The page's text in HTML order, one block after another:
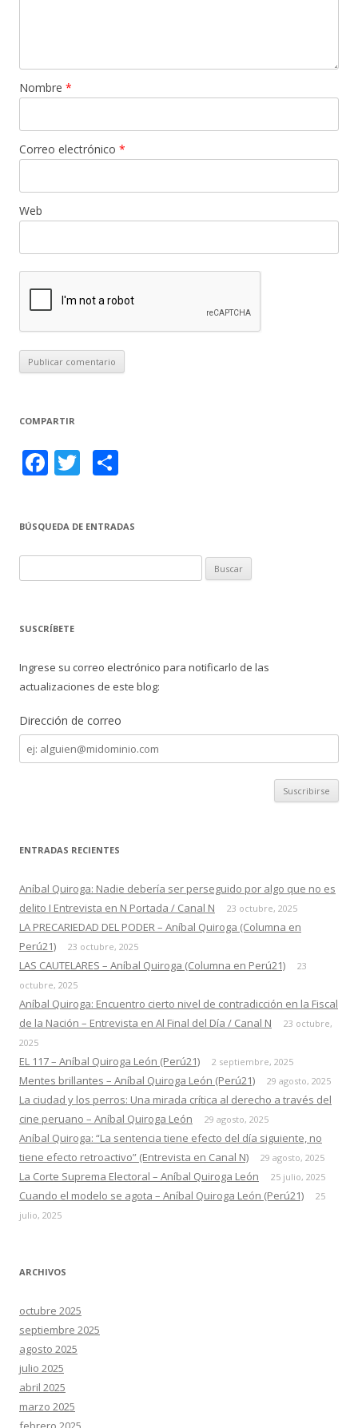
Nombre *
Correo electrónico *
Web
COMPARTIR
F
ac
b
o
o
k
T
w
er p
ar
ti
BÚSQUEDA DE ENTRADAS
u
SUSCRÍBETE
Ingrese su correo electrónico para notificarlo de las
actualizaciones de este blog:
Dirección de correo
Dirección
de
correo
ENTRADAS RECIENTES
Aníbal Quiroga: Nadie debería ser perseguido por algo que no es
delito I Entrevista en N Portada / Canal N
23 octubre, 2025
LA PRECARIEDAD DEL PODER – Aníbal Quiroga (Columna en
Perú21)
23 octubre, 2025
LAS CAUTELARES – Aníbal Quiroga (Columna en Perú21)
23
octubre, 2025
Aníbal Quiroga: Encuentro cierto nivel de contradicción en la Fiscal
de la Nación – Entrevista en Al Final del Día / Canal N
23 octubre,
2025
EL 117 – Aníbal Quiroga León (Perú21) 2 septiembre, 2025
Mentes brillantes – Aníbal Quiroga León (Perú21) 29 agosto, 2025
La ciudad y los perros: Una mirada crítica al derecho a través del
cine peruano – Aníbal Quiroga León
29 agosto, 2025
Aníbal Quiroga: “La sentencia tiene efecto del día siguiente, no
tiene efecto retroactivo” (Entrevista en Canal N)
29 agosto, 2025
La Corte Suprema Electoral – Aníbal Quiroga León 25 julio, 2025
Cuando el modelo se agota – Aníbal Quiroga León (Perú21)
25
julio, 2025
ARCHIVOS
octubre 2025
septiembre 2025
agosto 2025
julio 2025
abril 2025
marzo 2025